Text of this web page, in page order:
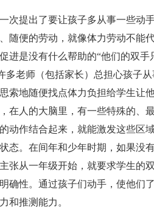
次提出了要让孩子多从事一些动
随便的劳动，就像体力劳动不能
进是没有什么帮助的“他们的双
多老师（包括家长）总担心孩子
索地随便找点体力负担给学生让
在人的大脑里，有一些特殊的、
动作结合起来，就能激发这些区
态。在间年和少年时期，如果没
张从一年级开始，就要求学生的
确性。通过孩子们动手，使他们
和推测能力。